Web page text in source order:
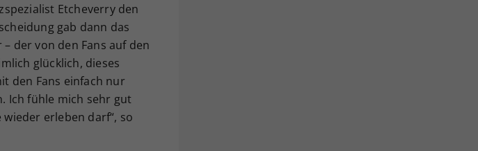
Etcheverry den
gab dann das
der von den Fans auf den
glücklich, dieses
den Fans einfach nur
Ich fühle mich sehr gut
erleben darf“, so